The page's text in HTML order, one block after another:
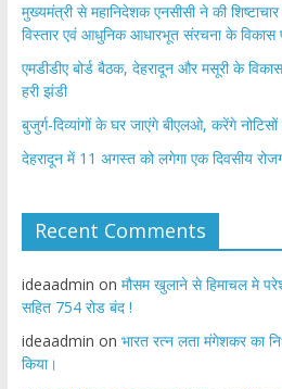
मुख्यमंत्री से महानिदेशक एनसीसी ने की
विस्तार एवं आधुनिक आधारभूत संरचना के विकास
एमडीडीए बोर्ड बैठक, देहरादून और मसूरी के
हरी झंडी
बुजुर्ग-दिव्यांगों के घर जाएंगे बीएलओ, करेंगे नोटिसों
​देहरादून में 11 अगस्त को लगेगा एक दिवसीय
Recent Comments
ideaadmin on मौसम खुलाने से हिमाचल मे
सहित 754 रोड बंद !
ideaadmin on भारत रत्न लता मंगेशकर का
किया।